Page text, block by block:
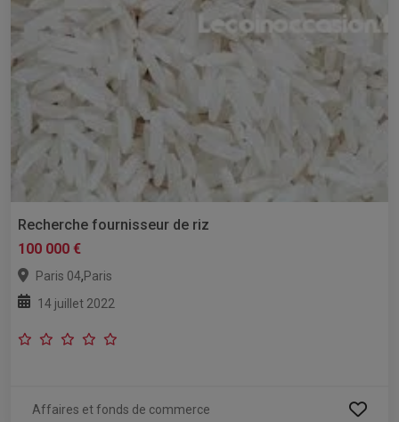
Recherche fournisseur de riz
100 000 €
Paris 04,Paris
14 juillet 2022
Affaires et fonds de commerce